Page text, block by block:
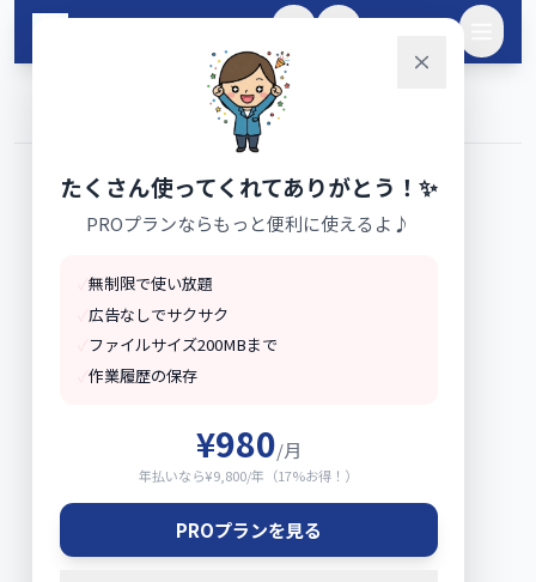
メインコンテンツへスキップ
たくさん使ってくれてありがとう！✨
PROプランならもっと便利に使えるよ♪
無制限で使い放題
広告なしでサクサク
ファイルサイズ200MBまで
作業履歴の保存
¥980/月
年払いなら¥9,800/年（17%お得！）
PROプランを見る